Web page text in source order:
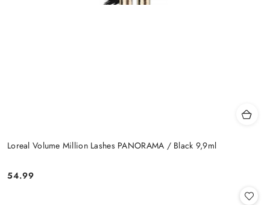
Loreal Volume Million Lashes PANORAMA / Black 9,9ml
Cena:
54.99